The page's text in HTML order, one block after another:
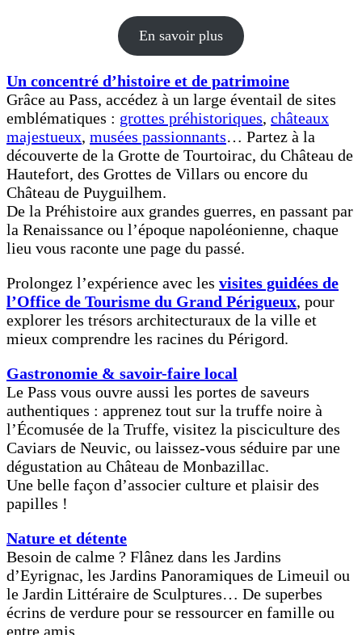
En savoir plus
Un concentré d’histoire et de patrimoine
Grâce au Pass, accédez à un large éventail de sites
emblématiques : grottes préhistoriques, châteaux
majestueux, musées passionnants… Partez à la
découverte de la Grotte de Tourtoirac, du Château de
Hautefort, des Grottes de Villars ou encore du
Château de Puyguilhem.
De la Préhistoire aux grandes guerres, en passant par
la Renaissance ou l’époque napoléonienne, chaque
lieu vous raconte une page du passé.
Prolongez l’expérience avec les visites guidées de
l’Office de Tourisme du Grand Périgueux, pour
explorer les trésors architecturaux de la ville et
mieux comprendre les racines du Périgord.
Gastronomie & savoir-faire local
Le Pass vous ouvre aussi les portes de saveurs
authentiques : apprenez tout sur la truffe noire à
l’Écomusée de la Truffe, visitez la pisciculture des
Caviars de Neuvic, ou laissez-vous séduire par une
dégustation au Château de Monbazillac.
Une belle façon d’associer culture et plaisir des
papilles !
Nature et détente
Besoin de calme ? Flânez dans les Jardins
d’Eyrignac, les Jardins Panoramiques de Limeuil ou
le Jardin Littéraire de Sculptures… De superbes
écrins de verdure pour se ressourcer en famille ou
entre amis